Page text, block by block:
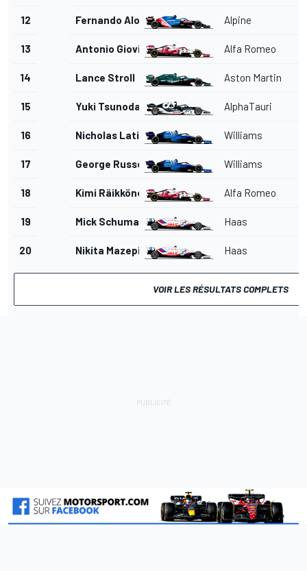
12 Fernando Alonso Alpine
13 Antonio Giovinazzi Alfa Romeo
14 Lance Stroll Aston Martin
15 Yuki Tsunoda AlphaTauri
16 Nicholas Latifi Williams
17 George Russell Williams
18 Kimi Räikkönen Alfa Romeo
19 Mick Schumacher Haas
20 Nikita Mazepin Haas
VOIR LES RÉSULTATS COMPLETS